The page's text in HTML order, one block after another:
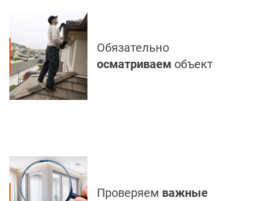
Обязательно
осматриваем объект
Проверяем важные